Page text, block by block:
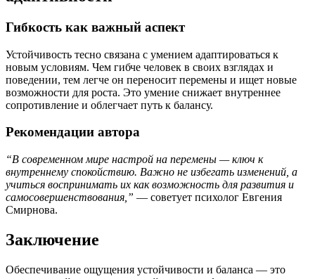
Гибкость как важный аспект
Устойчивость тесно связана с умением адаптироваться к
новым условиям. Чем гибче человек в своих взглядах и
поведении, тем легче он переносит перемены и ищет новые
возможности для роста. Это умение снижает внутреннее
сопротивление и облегчает путь к балансу.
Рекомендации автора
“В современном мире настрой на перемены — ключ к
внутреннему спокойствию. Важно не избегать изменений, а
учиться воспринимать их как возможность для развития и
самосовершенствования,” — советует психолог Евгения
Смирнова.
Заключение
Обеспечивание ощущения устойчивости и баланса — это